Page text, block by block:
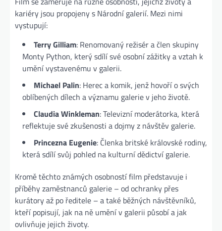
kariéry jsou propojeny s Národní galerií. Mezi nimi
vystupují:
Terry Gilliam: Renomovaný režisér a člen skupiny
Monty Python, který sdílí své osobní zážitky a vztah k
umění vystavenému v galerii.
Michael Palin: Herec a komik, jenž hovoří o svých
oblíbených dílech a významu galerie v jeho životě.
Claudia Winkleman: Televizní moderátorka, která
reflektuje své zkušenosti a dojmy z návštěv galerie.
Princezna Eugenie: Členka britské královské rodiny,
která sdílí svůj pohled na kulturní dědictví galerie.
Kromě těchto známých osobností film představuje i
příběhy zaměstnanců galerie – od ochranky přes
kurátory až po ředitele – a také běžných návštěvníků,
kteří popisují, jak na ně umění v galerii působí a jak
ovlivňuje jejich životy.